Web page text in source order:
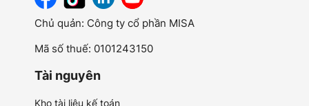
Chủ quản: Công ty cổ phần MISA
Mã số thuế: 0101243150
Tài nguyên
Kho tài liệu kế toán